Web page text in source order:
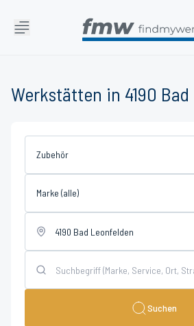
Werkstätten in 4190
Zubehör
Marke (alle)
Suchen